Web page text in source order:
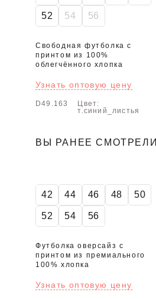
52 54 56
Свободная футболка с
принтом из 100%
облегчённого хлопка
Узнать оптовую цену
D49.163
Цвет:
т.синий_листья
ВЫ РАНЕЕ СМОТРЕЛИ
42 44 46 48 50
52 54 56
Футболка оверсайз с
принтом из премиального
100% хлопка
Узнать оптовую цену